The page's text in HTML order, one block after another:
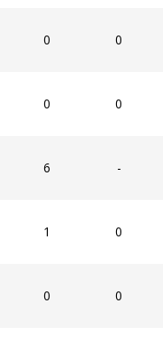
0 0
0 0
6 -
1 0
0 0